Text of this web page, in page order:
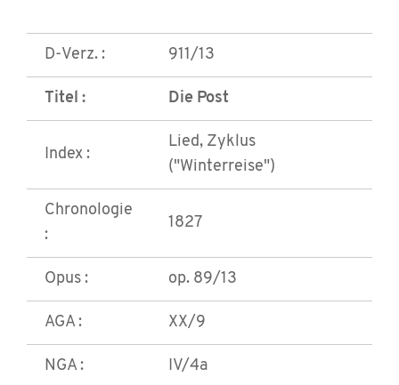
D-Verz. : 911/13
Titel : Die Post
Index :
Lied, Zyklus
("Winterreise")
Chronologie
:
1827
Opus : op. 89/13
AGA : XX/9
NGA : IV/4a